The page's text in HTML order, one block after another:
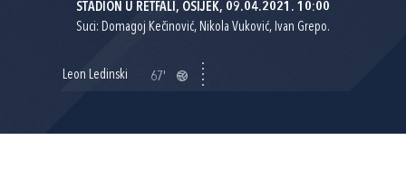
STADION U RETFALI, OSIJEK, 09.04.2021. 10:00
Suci: Domagoj Kečinović, Nikola Vuković, Ivan Grepo.
Leon Ledinski 67'